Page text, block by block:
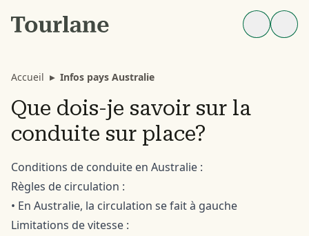
Accueil ▸ Infos pays Australie
Que dois-je savoir sur la
conduite sur place?
Conditions de conduite en Australie :
Règles de circulation :
• En Australie, la circulation se fait à gauche
Limitations de vitesse :